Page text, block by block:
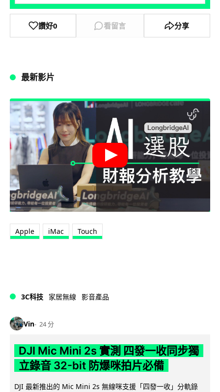
讚好0 看留言 分享
最新影片
Apple iMac Touch
3C科技 家居無線 影音產品
Vin 24 分
DJI Mic Mini 2s 實測 四發一收同步獨
立錄音 32-bit 防爆咪拍片必備
DJI 最新推出的 Mic Mini 2s 無線咪支援「四發一收」分軌錄